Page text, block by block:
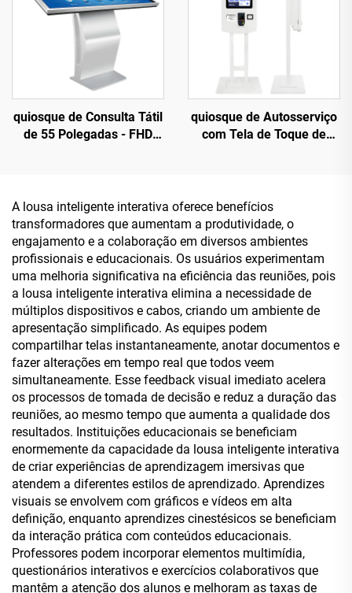
quiosque de Consulta Tátil
de 55 Polegadas - FHD
Informações Públicas e
Autosserviço
quiosque de Autosserviço
com Tela de Toque de
Configuráveis Android
RK3568A/X86(I3/I5/I7)
A lousa inteligente interativa oferece benefícios
transformadores que aumentam a produtividade, o
engajamento e a colaboração em diversos ambientes
profissionais e educacionais. Os usuários experimentam
uma melhoria significativa na eficiência das reuniões, pois
a lousa inteligente interativa elimina a necessidade de
múltiplos dispositivos e cabos, criando um ambiente de
apresentação simplificado. As equipes podem
compartilhar telas instantaneamente, anotar documentos e
fazer alterações em tempo real que todos veem
simultaneamente. Esse feedback visual imediato acelera
os processos de tomada de decisão e reduz a duração das
reuniões, ao mesmo tempo que aumenta a qualidade dos
resultados. Instituições educacionais se beneficiam
enormemente da capacidade da lousa inteligente interativa
de criar experiências de aprendizagem imersivas que
atendem a diferentes estilos de aprendizado. Aprendizes
visuais se envolvem com gráficos e vídeos em alta
definição, enquanto aprendizes cinestésicos se beneficiam
da interação prática com conteúdos educacionais.
Professores podem incorporar elementos multimídia,
questionários interativos e exercícios colaborativos que
mantêm a atenção dos alunos e melhoram as taxas de